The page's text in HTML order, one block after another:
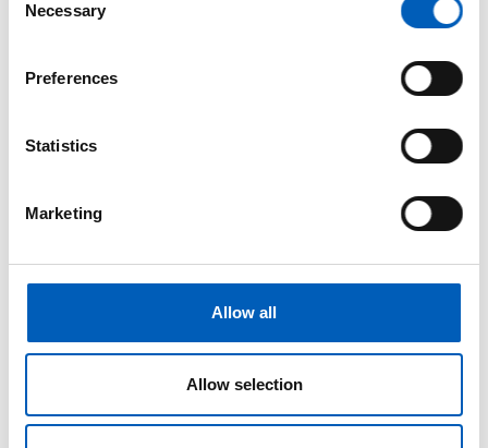
Necessary
Preferences
Statistics
Marketing
Allow all
Allow selection